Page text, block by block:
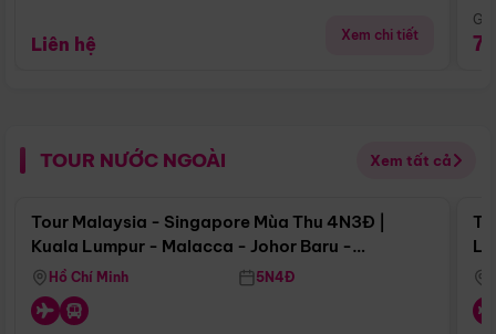
Liên hệ Xem chi tiết
TOUR NƯỚC NGOÀI Xem tất cả
Điểm nổi bật
Tour Malaysia - Singapore Mùa Thu 4N3Đ |
Kuala Lumpur - Malacca - Johor Baru -
Singapore
Hồ Chí Minh 5N4Đ